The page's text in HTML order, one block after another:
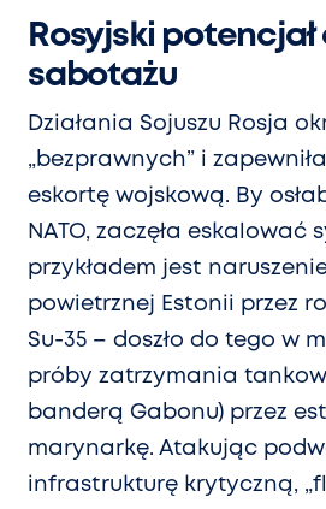
Rosyjski
sabotażu
Działania Sojuszu Rosja
„bezprawnych” i
eskortę wojskową. By
NATO, zaczęła eskalować
przykładem jest
powietrznej Estonii przez
Su-35 – doszło do tego w
próby zatrzymania
banderą Gabonu) przez
marynarkę. Atakując
infrastrukturę krytyczną,